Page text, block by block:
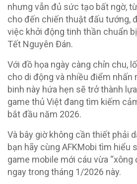
nhưng vẫn đủ sức tạo bất ngờ,
cho đến chiến thuật đấu tướng,
việc khởi động tinh thần chuẩn
Tết Nguyên Đán.
Với đồ họa ngày càng chỉn chu,
cho di động và nhiều điểm nhấn
binh này hứa hẹn sẽ trở thành
game thủ Việt đang tìm kiếm
bắt đầu năm 2026.
Và bây giờ không cần thiết phải
bạn hãy cùng AFKMobi tìm hiểu
game mobile mới cáu vừa “xông
ngay trong tháng 1/2026 này.